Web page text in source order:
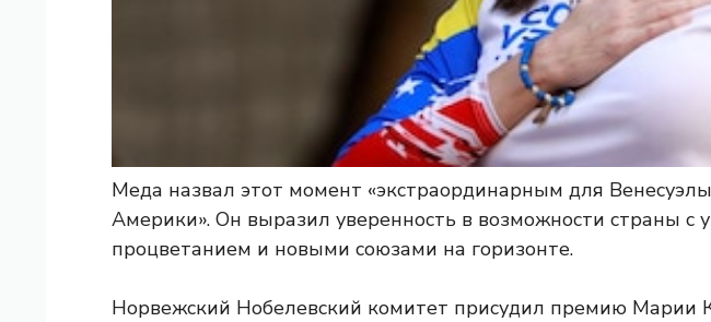
Меда назвал этот момент «экстраординарным для
Америки». Он выразил уверенность в возможности страны с
процветанием и новыми союзами на горизонте.
Норвежский Нобелевский комитет присудил премию Марии